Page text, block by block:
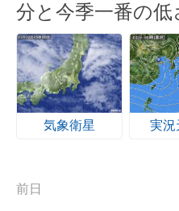
分と今季一番の低
気象衛星 実況
前日